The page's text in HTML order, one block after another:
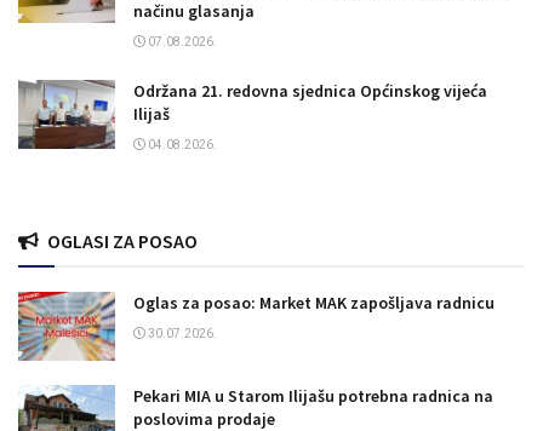
načinu glasanja
07.08.2026.
Održana 21. redovna sjednica Općinskog vijeća
Ilijaš
04.08.2026.
OGLASI ZA POSAO
Oglas za posao: Market MAK zapošljava radnicu
30.07.2026.
Pekari MIA u Starom Ilijašu potrebna radnica na
poslovima prodaje